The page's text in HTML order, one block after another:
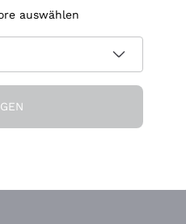
Brauchen Sie Hilfe?
auswählen